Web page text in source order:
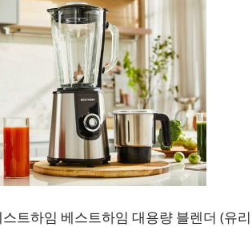
스트하임 베스트하임 대용량 블렌더 (유